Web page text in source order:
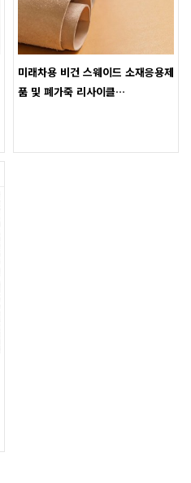
미래차용 비건 스웨이드 소재응용제
품 및 폐가죽 리사이클…